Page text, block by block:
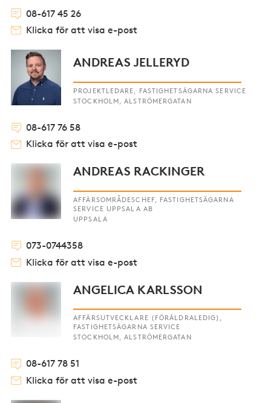
08-617 45 26
Klicka för att visa e-post
ANDREAS JELLERYD
PROJEKTLEDARE, FASTIGHETSÄGARNA SERVICE
STOCKHOLM, ALSTRÖMERGATAN
08-617 76 58
Klicka för att visa e-post
ANDREAS RACKINGER
AFFÄRSOMRÅDESCHEF, FASTIGHETSÄGARNA
SERVICE UPPSALA AB
UPPSALA
073-0744358
Klicka för att visa e-post
ANGELICA KARLSSON
AFFÄRSUTVECKLARE (FÖRÄLDRALEDIG),
FASTIGHETSÄGARNA SERVICE
STOCKHOLM, ALSTRÖMERGATAN
08-617 78 51
Klicka för att visa e-post